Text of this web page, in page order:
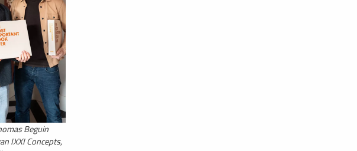
Beguin
IXXI Concepts,